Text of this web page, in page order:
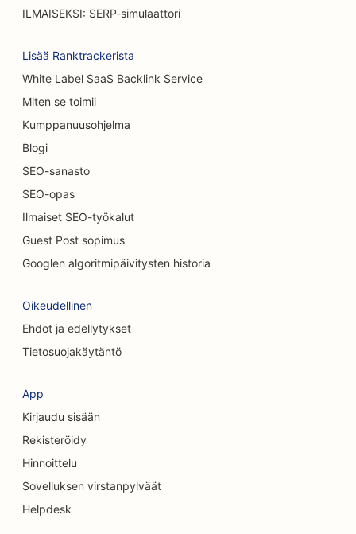
SEO kahviloille
SEO matto &amp; lattia myymälöissä
SEO satunnaisille ravintoloille
hakukoneoptimointi
SEO kissakahviloille
SEO kiropraktikoille
SEO siivouspalveluille
SEO kahviloille
SEO konsulttiyrityksille
SEO kosmeettisille kirurgeille
SEO valuutanvaihtopalveluille
SEO kraniofaciaalisille kirurgeille
SEO luottoyhteisöille
ILMAISEKSI: SERP-simulaattori
Lisää Ranktrackerista
White Label SaaS Backlink Service
Miten se toimii
Kumppanuusohjelma
Blogi
SEO-sanasto
SEO-opas
Ilmaiset SEO-työkalut
Guest Post sopimus
Googlen algoritmipäivitysten historia
Oikeudellinen
Ehdot ja edellytykset
Tietosuojakäytäntö
App
Kirjaudu sisään
Rekisteröidy
Hinnoittelu
Sovelluksen virstanpylväät
Helpdesk